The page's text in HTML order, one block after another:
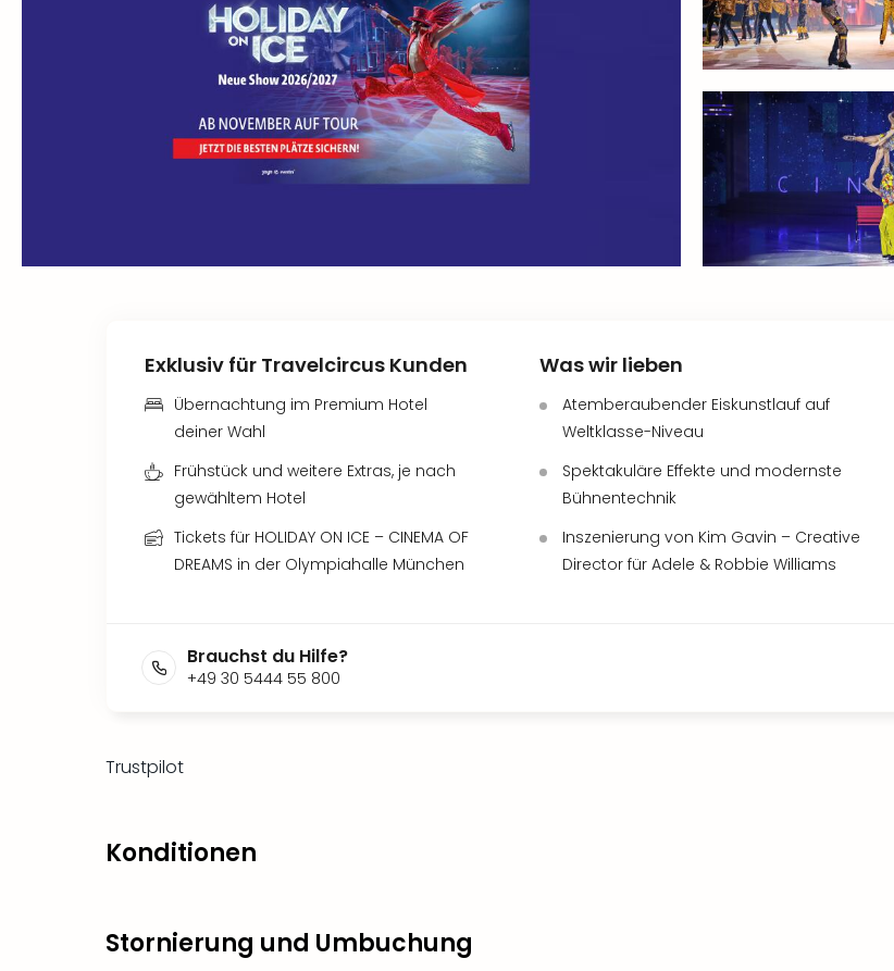
Exklusiv für Travelcircus Kunden
Übernachtung im Premium Hotel
deiner Wahl
Frühstück und weitere Extras, je nach
gewähltem Hotel
Tickets für HOLIDAY ON ICE – CINEMA OF
DREAMS in der Olympiahalle München
Was wir lieben
Atemberaubender Eiskunstlauf auf
Weltklasse-Niveau
Spektakuläre Effekte und modernste
Bühnentechnik
Inszenierung von Kim Gavin – Creative
Director für Adele & Robbie Williams
Brauchst du Hilfe?
+49 30 5444 55 800
Trustpilot
Konditionen
Stornierung und Umbuchung